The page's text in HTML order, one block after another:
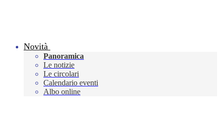
Novità
Panoramica
Le notizie
Le circolari
Calendario eventi
Albo online